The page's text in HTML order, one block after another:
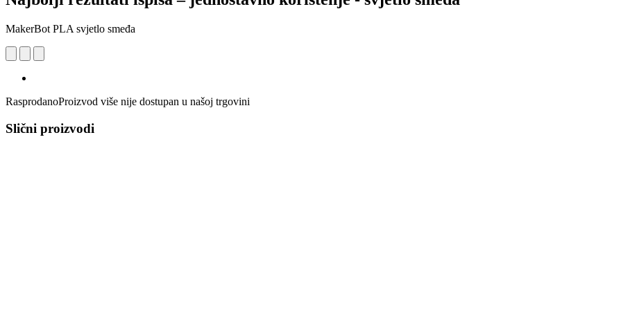
MakerBot PLA svjetlo smeđa
RasprodanoProizvod više nije dostupan u našoj trgovini
Slični proizvodi